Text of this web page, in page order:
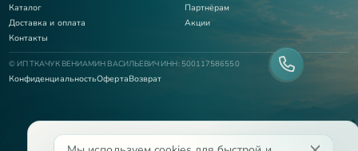
Каталог
Партнёрам
Доставка и оплата
Акции
Контакты
© ИП ТКАЧУК ВЕНИАМИН ВАСИЛЬЕВИЧ ИНН: 500117586550
КонфиденциальностьОфертаВозврат